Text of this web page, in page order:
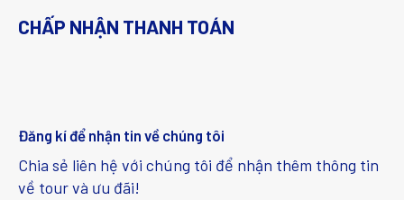
CHẤP NHẬN THANH TOÁN
Đăng kí để nhận tin về chúng tôi
Chia sẻ liên hệ với chúng tôi để nhận thêm thông tin
về tour và ưu đãi!